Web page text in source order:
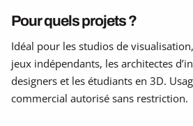
Pour quels projets ?
Idéal pour les studios de
jeux indépendants, les architectes
designers et les étudiants en 3D.
commercial autorisé sans restriction.